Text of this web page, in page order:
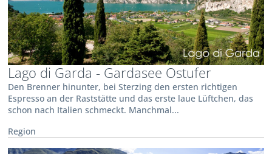
Lago di Garda - Gardasee Ostufer
Den Brenner hinunter, bei Sterzing den ersten richtigen
Espresso an der Raststätte und das erste laue Lüftchen, das
schon nach Italien schmeckt. Manchmal...
Region